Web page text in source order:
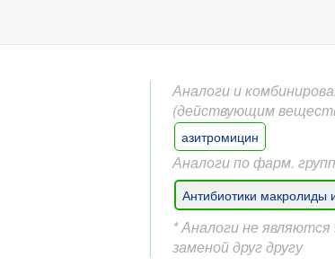
Аналоги и
(действующим
азитромицин
Аналоги по фарм.
Антибиотики макролиды
* Аналоги не
заменой друг другу